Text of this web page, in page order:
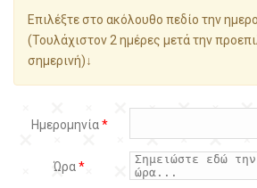
Επιλέξτε στο ακόλουθο πεδίο την
(Τουλάχιστον 2 ημέρες μετά την
σημερινή)↓
Ημερομηνία*
Ώρα*